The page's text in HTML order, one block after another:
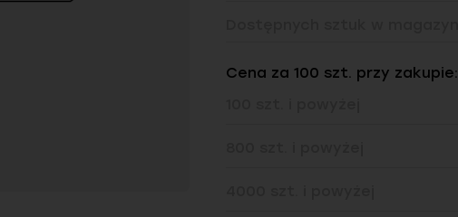
Cena za 100 szt. przy zakupie: